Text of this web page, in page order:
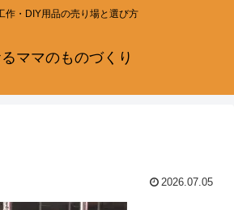
作・DIY用品の売り場と選び方
ママのものづくり
2026.07.05